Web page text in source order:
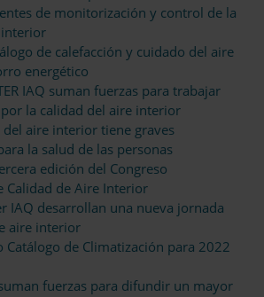
de monitorización y control de la
de calefacción y cuidado del aire
energético
IAQ suman fuerzas para trabajar
la calidad del aire interior
del aire interior tiene graves
la salud de las personas
edición del Congreso
Calidad de Aire Interior
IAQ desarrollan una nueva jornada
aire interior
Catálogo de Climatización para 2022
suman fuerzas para difundir un mayor